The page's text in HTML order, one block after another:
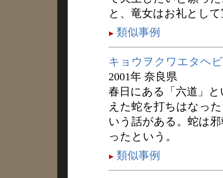
と、竜女はお礼とし
類似事例
キョウヲクワエタヘビ
2001年 奈良県
春日にある「六道」
えた蛇を打ちはなっ
いう話がある。蛇は
ったという。
類似事例